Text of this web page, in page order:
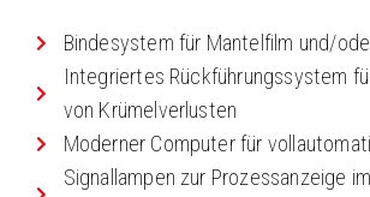
Bindesystem für Mantelfilm und/
Integriertes Rückführungssystem
von Krümelverlusten
Moderner Computer für
Signallampen zur Prozessanzeige im